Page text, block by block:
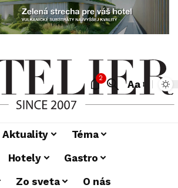
2
Aa
Aktuality
Téma
Hotely
Gastro
Zo sveta
O nás